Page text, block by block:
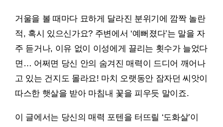
거울을 볼 때마다 묘하게 달라진 분위기에 깜짝 놀란
적, 혹시 있으신가요? 주변에서 ‘예뻐졌다’는 말을 자
주 듣거나, 이유 없이 이성에게 끌리는 횟수가 늘었다
면… 어쩌면 당신 안의 숨겨진 매력이 드디어 깨어나
고 있는 건지도 몰라요! 마치 오랫동안 잠자던 씨앗이
따스한 햇살을 받아 마침내 꽃을 피우듯 말이죠.
이 글에서는 당신의 매력 포텐을 터뜨릴 ‘도화살’이